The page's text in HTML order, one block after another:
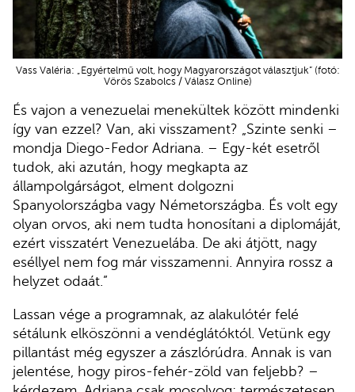
Vass Valéria: „Egyértelmű volt, hogy Magyarországot választjuk” (fotó:
Vörös Szabolcs / Válasz Online)
És vajon a venezuelai menekültek között mindenki
így van ezzel? Van, aki visszament? „Szinte senki –
mondja Diego-Fedor Adriana. – Egy-két esetről
tudok, aki azután, hogy megkapta az
állampolgárságot, elment dolgozni
Spanyolországba vagy Németországba. És volt egy
olyan orvos, aki nem tudta honosítani a diplomáját,
ezért visszatért Venezuelába. De aki átjött, nagy
eséllyel nem fog már visszamenni. Annyira rossz a
helyzet odaát.”
Lassan vége a programnak, az alakulótér felé
sétálunk elköszönni a vendéglátóktól. Vetünk egy
pillantást még egyszer a zászlórúdra. Annak is van
jelentése, hogy piros-fehér-zöld van feljebb? –